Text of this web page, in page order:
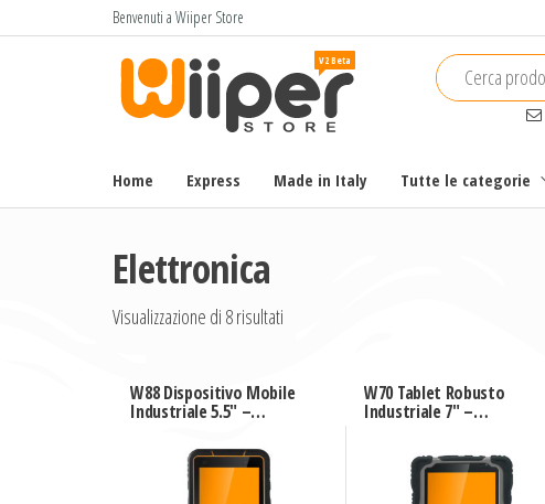
e
Benvenuti a Wiiper Store
Wiiper
a basso
prezzo
Home Express Made in Italy Tutte le categorie
Elettronica
Visualizzazione di 8 risultati
W88 Dispositivo Mobile
Industriale 5.5″ –
biometrico 4G
W70 Tablet Robusto
Industriale 7″ –
impermeabile